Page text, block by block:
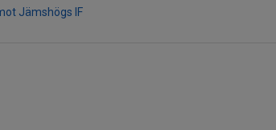
Jämshögs IF